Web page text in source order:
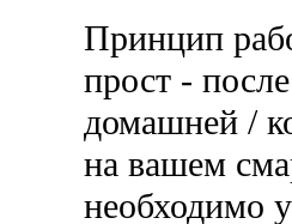
Принцип
прост -
домашней /
на вашем
необходимо